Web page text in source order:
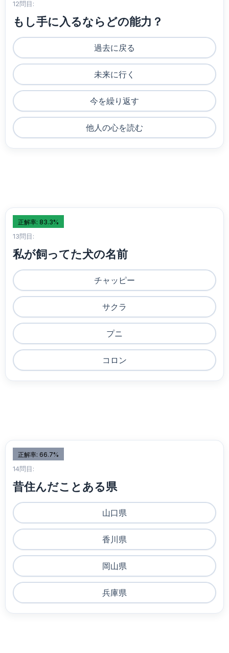
12問目:
もし手に入るならどの能力？
過去に戻る
未来に行く
今を繰り返す
他人の心を読む
正解率: 83.3%
13問目:
私が飼ってた犬の名前
チャッピー
サクラ
プニ
コロン
正解率: 66.7%
14問目:
昔住んだことある県
山口県
香川県
岡山県
兵庫県